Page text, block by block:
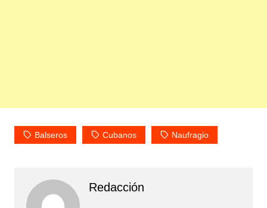
Balseros Cubanos Naufragio
Redacción